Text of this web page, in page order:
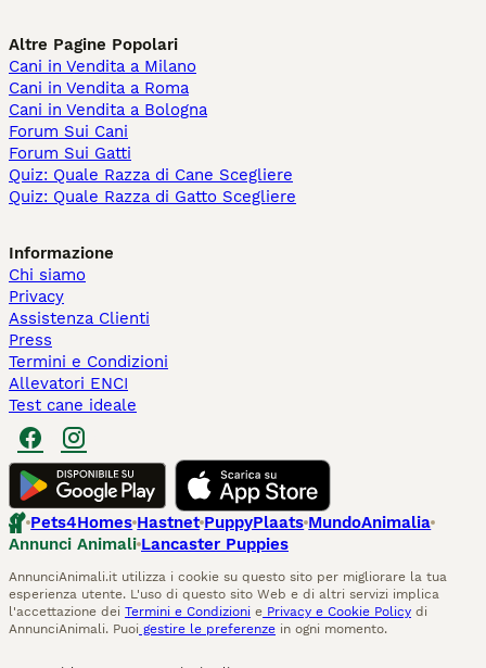
Altre Pagine Popolari
Cani in Vendita a Milano
Cani in Vendita a Roma
Cani in Vendita a Bologna
Forum Sui Cani
Forum Sui Gatti
Quiz: Quale Razza di Cane Scegliere
Quiz: Quale Razza di Gatto Scegliere
Informazione
Chi siamo
Privacy
Assistenza Clienti
Press
Termini e Condizioni
Allevatori ENCI
Test cane ideale
Pets4Homes Hastnet PuppyPlaats MundoAnimalia
Annunci Animali Lancaster Puppies
AnnunciAnimali.it utilizza i cookie su questo sito per migliorare la tua
esperienza utente. L'uso di questo sito Web e di altri servizi implica
l'accettazione dei Termini e Condizioni e Privacy e Cookie Policy di
AnnunciAnimali. Puoi gestire le preferenze in ogni momento.